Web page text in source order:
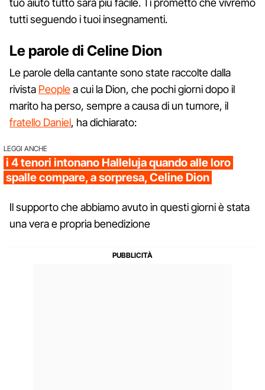
tuo aiuto tutto sarà più facile. Ti prometto che vivremo
tutti seguendo i tuoi insegnamenti.
Le parole di Celine Dion
Le parole della cantante sono state raccolte dalla
rivista Peoplea cui la Dion, che pochi giorni dopo il
marito ha perso, sempre a causa di un tumore, il
fratello Daniel, ha dichiarato:
LEGGI ANCHE
i 4 tenori intonano Halleluja quando alle loro
spalle compare, a sorpresa, Celine Dion
Il supporto che abbiamo avuto in questi giorni è stata
una vera e propria benedizione